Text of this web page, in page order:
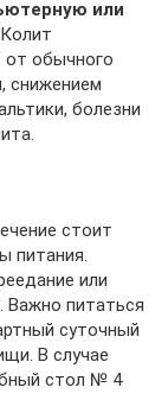
или
. Колит
от обычного
снижением
болезни
стоит
питания.
или
Важно питаться
суточный
В случае
стол № 4